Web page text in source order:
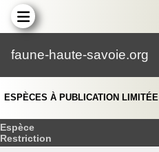
faune-haute-savoie.org
ESPÈCES À PUBLICATION LIMITÉE
Espèce
Restriction